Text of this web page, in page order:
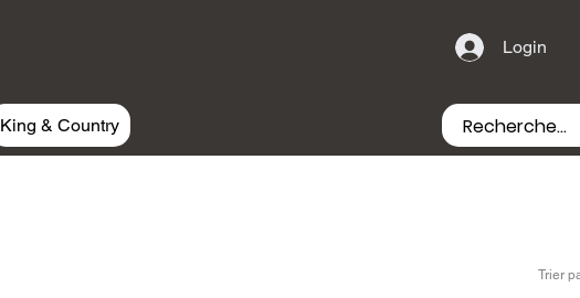
Login
King & Country
Trier